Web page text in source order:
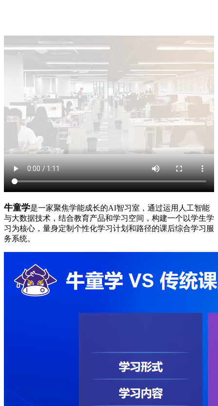
牛童学是一家聚焦学能成长的AI智习室，通过运用人工智能
与大数据技术，结合教育产品和学习空间，构建一个以学生学
习为核心，量身定制个性化学习计划和路径的课后综合学习服
务系统。